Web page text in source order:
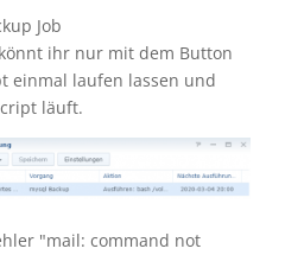
Job
ihr nur mit dem Button
einmal laufen lassen und
läuft.
"mail: command not